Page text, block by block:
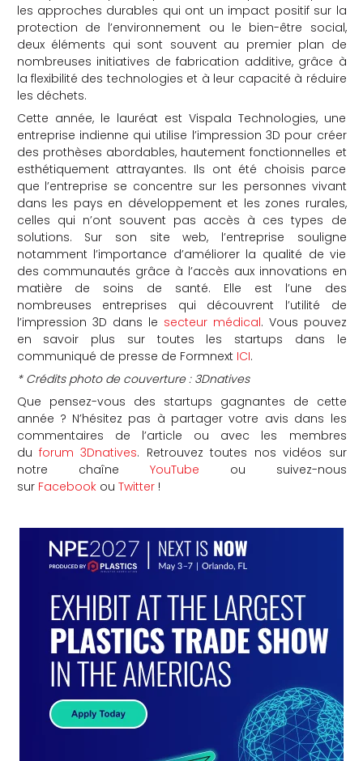
les approches durables qui ont un impact positif sur la
protection de l’environnement ou le bien-être social,
deux éléments qui sont souvent au premier plan de
nombreuses initiatives de fabrication additive, grâce à
la flexibilité des technologies et à leur capacité à réduire
les déchets.
Cette année, le lauréat est Vispala Technologies, une
entreprise indienne qui utilise l’impression 3D pour créer
des prothèses abordables, hautement fonctionnelles et
esthétiquement attrayantes. Ils ont été choisis parce
que l’entreprise se concentre sur les personnes vivant
dans les pays en développement et les zones rurales,
celles qui n’ont souvent pas accès à ces types de
solutions. Sur son site web, l’entreprise souligne
notamment l’importance d’améliorer la qualité de vie
des communautés grâce à l’accès aux innovations en
matière de soins de santé. Elle est l’une des
nombreuses entreprises qui découvrent l’utilité de
l’impression 3D dans le secteur médical. Vous pouvez
en savoir plus sur toutes les startups dans le
communiqué de presse de Formnext ICI.
* Crédits photo de couverture : 3Dnatives
Que pensez-vous des startups gagnantes de cette
année ? N’hésitez pas à partager votre avis dans les
commentaires de l’article ou avec les membres
du forum 3Dnatives. Retrouvez toutes nos vidéos sur
notre chaîne YouTube ou suivez-nous
sur Facebookou Twitter!